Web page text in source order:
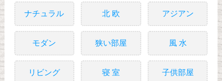
ナチュラル 北 欧 アジアン
モダン 狭い部屋 風 水
リビング 寝 室 子供部屋